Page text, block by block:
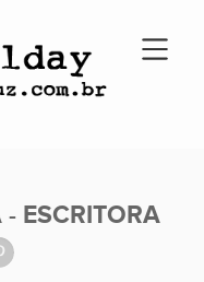
ESCRITORA